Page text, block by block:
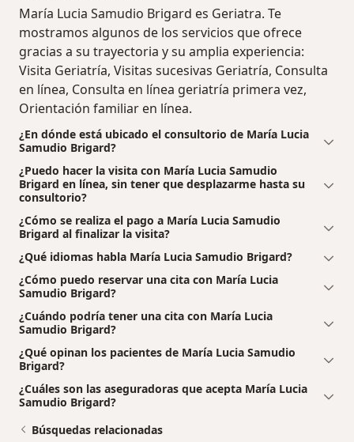
María Lucia Samudio Brigard es Geriatra. Te
mostramos algunos de los servicios que ofrece
gracias a su trayectoria y su amplia experiencia:
Visita Geriatría, Visitas sucesivas Geriatría, Consulta
en línea, Consulta en línea geriatría primera vez,
Orientación familiar en línea.
¿En dónde está ubicado el consultorio de María Lucia
Samudio Brigard?
¿Puedo hacer la visita con María Lucia Samudio
Brigard en línea, sin tener que desplazarme hasta su
consultorio?
¿Cómo se realiza el pago a María Lucia Samudio
Brigard al finalizar la visita?
¿Qué idiomas habla María Lucia Samudio Brigard?
¿Cómo puedo reservar una cita con María Lucia
Samudio Brigard?
¿Cuándo podría tener una cita con María Lucia
Samudio Brigard?
¿Qué opinan los pacientes de María Lucia Samudio
Brigard?
¿Cuáles son las aseguradoras que acepta María Lucia
Samudio Brigard?
Búsquedas relacionadas